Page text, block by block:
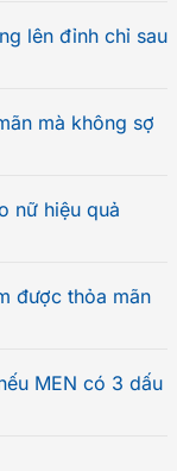
lên đỉnh chỉ sau
mà không sợ
nữ hiệu quả
được thỏa mãn
MEN có 3 dấu